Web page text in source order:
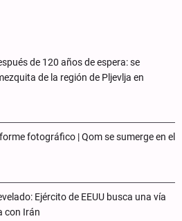
de 120 años de espera: se
de la región de Pljevlja en
fotográfico | Qom se sumerge en el
Ejército de EEUU busca una vía
con Irán